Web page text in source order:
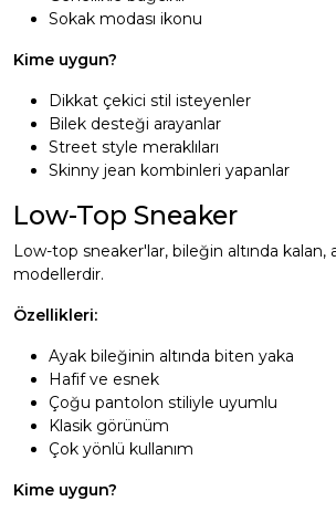
Sokak modası ikonu
Kime uygun?
Dikkat çekici stil isteyenler
Bilek desteği arayanlar
Street style meraklıları
Skinny jean kombinleri yapanlar
Low-Top Sneaker
Low-top sneaker'lar, bileğin altında kalan,
modellerdir.
Özellikleri:
Ayak bileğinin altında biten yaka
Hafif ve esnek
Çoğu pantolon stiliyle uyumlu
Klasik görünüm
Çok yönlü kullanım
Kime uygun?